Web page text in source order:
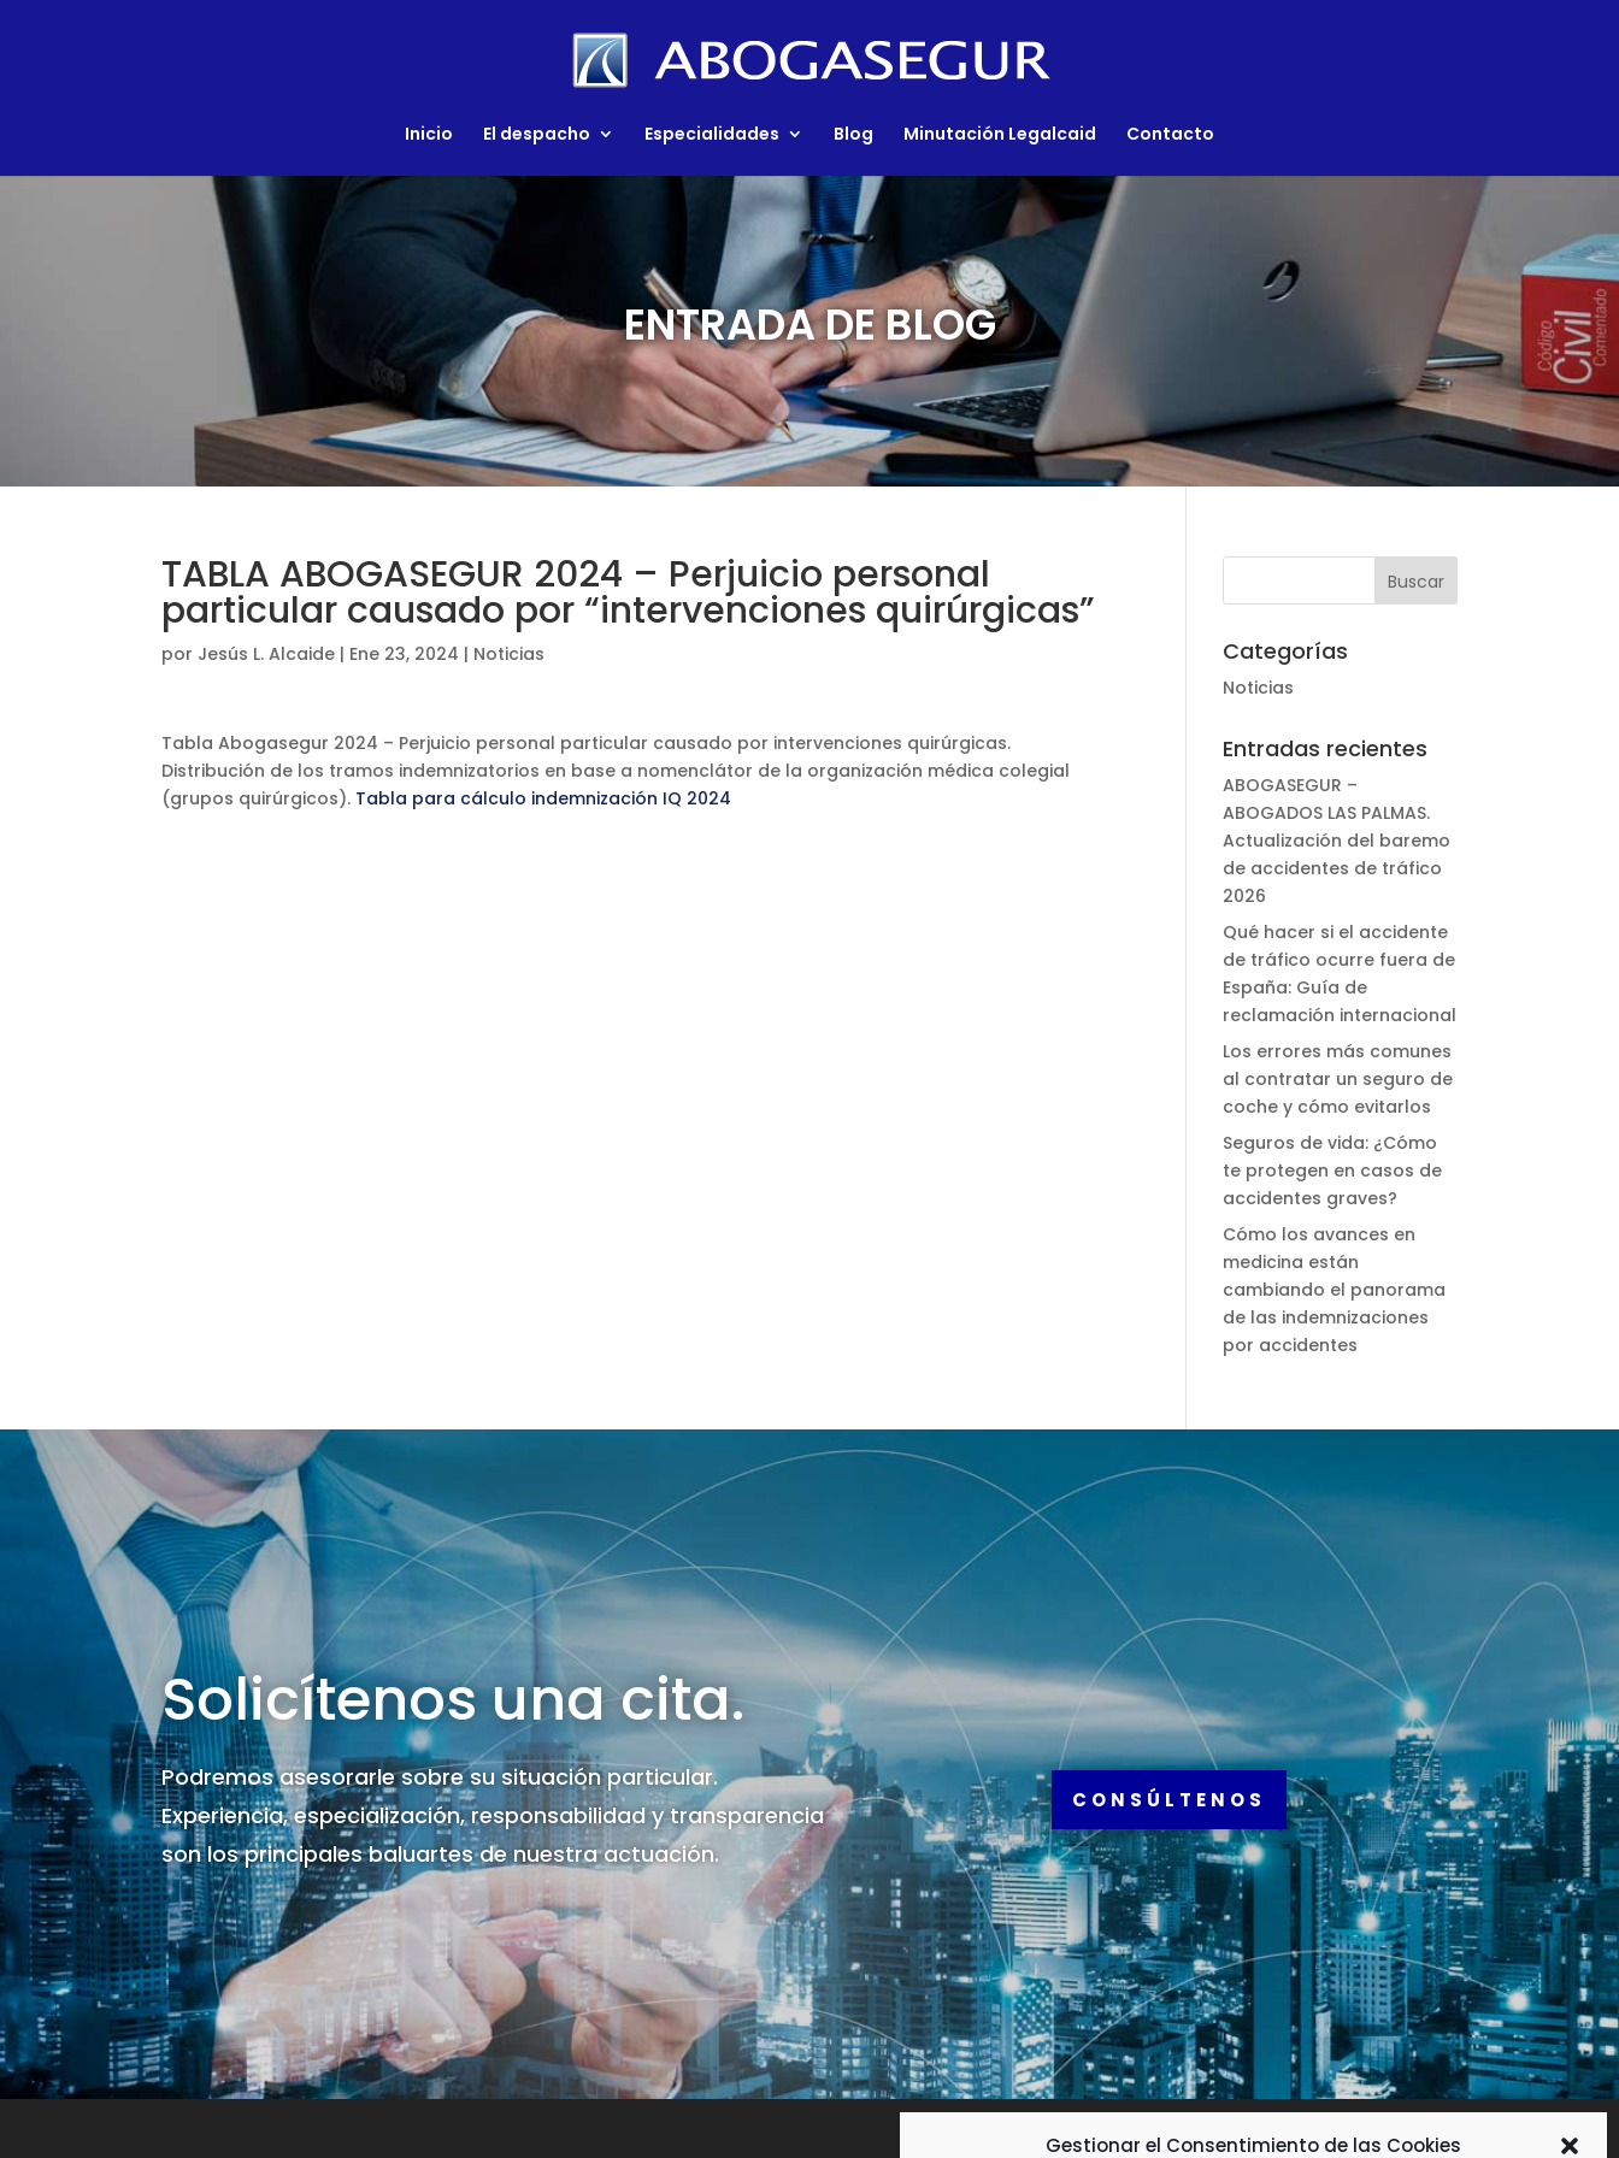
Gestionar el Consentimiento de las Cookies
Inicio El despacho Especialidades Blog Minutación Legalcaid Contacto
ENTRADA DE BLOG
TABLA ABOGASEGUR 2024 – Perjuicio personal
particular causado por “intervenciones quirúrgicas”
por Jesús L. Alcaide | Ene 23, 2024 | Noticias
Tabla Abogasegur 2024 – Perjuicio personal particular causado por intervenciones quirúrgicas.
Distribución de los tramos indemnizatorios en base a nomenclátor de la organización médica colegial
(grupos quirúrgicos). Tabla para cálculo indemnización IQ 2024
Categorías
Noticias
Entradas recientes
ABOGASEGUR –
ABOGADOS LAS PALMAS.
Actualización del baremo
de accidentes de tráfico
2026
Qué hacer si el accidente
de tráfico ocurre fuera de
España: Guía de
reclamación internacional
Los errores más comunes
al contratar un seguro de
coche y cómo evitarlos
Seguros de vida: ¿Cómo
te protegen en casos de
accidentes graves?
Cómo los avances en
medicina están
cambiando el panorama
de las indemnizaciones
por accidentes
Solicítenos una cita.
Podremos asesorarle sobre su situación particular.
Experiencia, especialización, responsabilidad y transparencia
son los principales baluartes de nuestra actuación.
CONSÚLTENOS